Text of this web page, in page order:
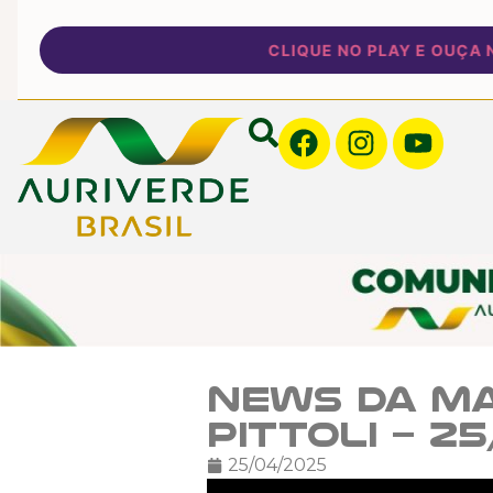
CLIQUE NO PLAY E OUÇA
News da
Pittoli –
25/04/2025